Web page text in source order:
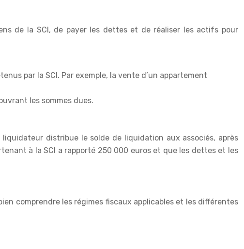
de la SCI, de payer les dettes et de réaliser les actifs pour
par la SCI. Par exemple, la vente d’un appartement
les sommes dues.
distribue le solde de liquidation aux associés, après
à la SCI a rapporté 250 000 euros et que les dettes et les
comprendre les régimes fiscaux applicables et les différentes